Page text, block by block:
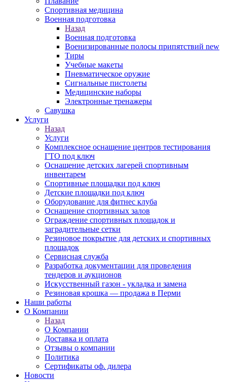
Спортивная медицина
Военная подготовка
Назад
Военная подготовка
Военизированные полосы припятствий new
Тиры
Учебные макеты
Пневматическое оружие
Сигнальные пистолеты
Медицинские наборы
Электронные тренажеры
Савушка
Услуги
Назад
Услуги
Комплексное оснащение центров тестирования
ГТО под ключ
Оснащение детских лагерей спортивным
инвентарем
Спортивные площадки под ключ
Детские площадки под ключ
Оборудование для фитнес клуба
Оснащение спортивных залов
Ограждение спортивных площадок и
заградительные сетки
Резиновое покрытие для детских и спортивных
площадок
Сервисная служба
Разработка документации для проведения
тендеров и аукционов
Искусственный газон - укладка и замена
Резиновая крошка — продажа в Перми
Наши работы
О Компании
Назад
О Компании
Доставка и оплата
Отзывы о компании
Политика
Сертификаты оф. дилера
Новости